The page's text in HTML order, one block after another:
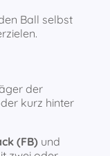
Ball selbst
der
kurz hinter
(FB) und